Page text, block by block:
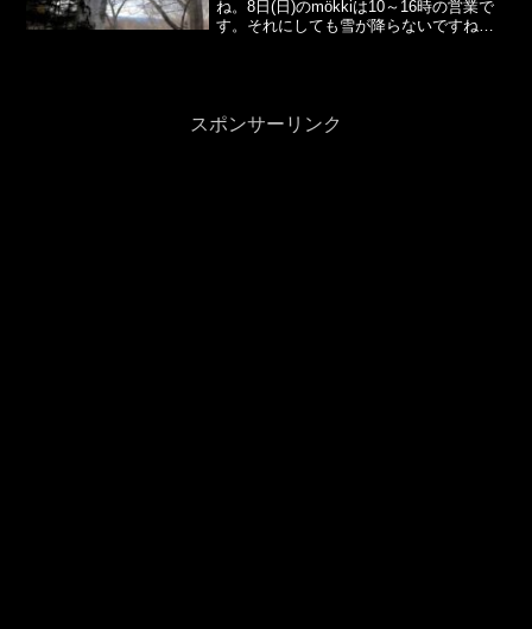
ね。8日(日)のmökkiは10～16時の営業で
す。それにしても雪が降らないですね。
スポンサーリンク